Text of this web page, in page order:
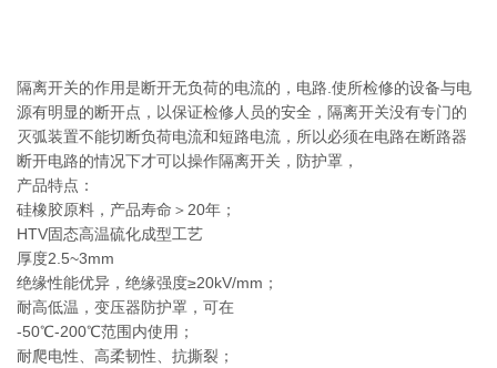
隔离开关的作用是断开无负荷的电流的，电路.使所检修的设备与电
源有明显的断开点，以保证检修人员的安全，隔离开关没有专门的
灭弧装置不能切断负荷电流和短路电流，所以必须在电路在断路器
断开电路的情况下才可以操作隔离开关，防护罩，
产品特点：
硅橡胶原料，产品寿命＞20年；
HTV固态高温硫化成型工艺
厚度2.5~3mm
绝缘性能优异，绝缘强度≥20kV/mm；
耐高低温，变压器防护罩，可在
‐50℃-200℃范围内使用；
耐爬电性、高柔韧性、抗撕裂；